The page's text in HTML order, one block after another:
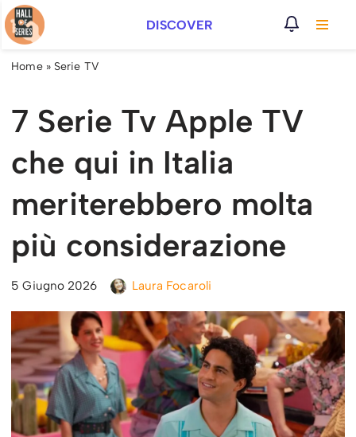
Vai
al
DISCOVER
Home» Serie TV
7 Serie Tv Apple TV
che qui in Italia
meriterebbero molta
più considerazione
5 Giugno 2026 Laura Focaroli